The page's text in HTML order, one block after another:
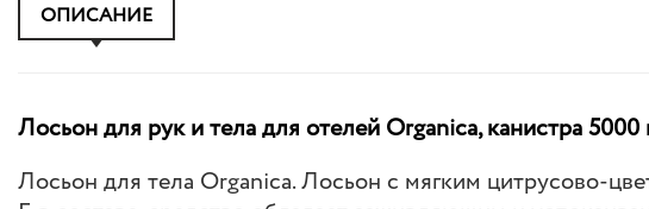
ОПИСАНИЕ
Лосьон для рук и тела для отелей Organica, канистра
Лосьон для тела Organica. Лосьон с мягким цитрусово-